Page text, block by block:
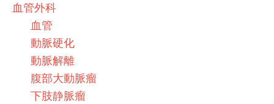
血管外科
血管
動脈硬化
動脈解離
腹部大動脈瘤
下肢静脈瘤